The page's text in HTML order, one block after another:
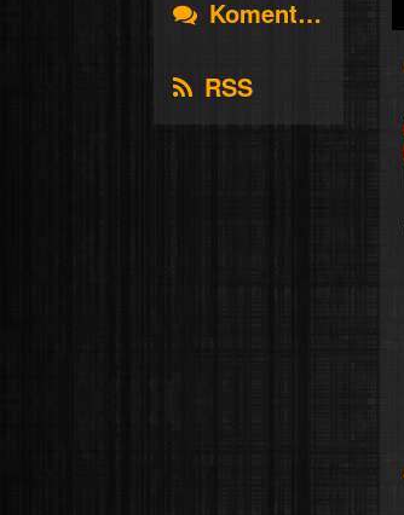
Komentáře
RSS